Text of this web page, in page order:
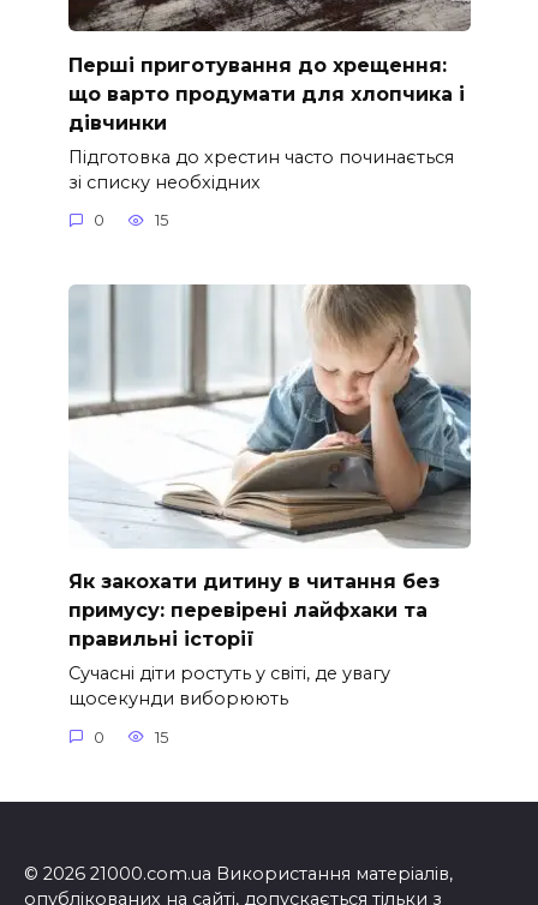
Перші приготування до хрещення:
що варто продумати для хлопчика і
дівчинки
Підготовка до хрестин часто починається
зі списку необхідних
0 15
Як закохати дитину в читання без
примусу: перевірені лайфхаки та
правильні історії
Сучасні діти ростуть у світі, де увагу
щосекунди виборюють
0 15
© 2026 21000.com.ua Використання матеріалів,
опублікованих на сайті, допускається тільки з